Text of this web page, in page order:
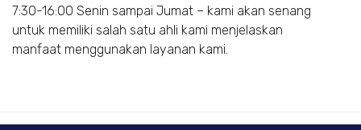
7:30-16:00 Senin sampai Jumat – kami akan senang
untuk memiliki salah satu ahli kami menjelaskan
manfaat menggunakan layanan kami.